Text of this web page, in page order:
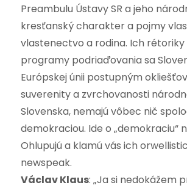
Preambulu Ústavy SR a jeho
kresťanský charakter a pojmy
vlastenectvo a rodina. Ich
programy podriaďovania sa
Európskej únii postupným
suverenity a zvrchovanosti
Slovenska, nemajú vôbec nič
demokraciou. Ide o „demokraciu“
Ohlupujú a klamú vás ich
newspeak.
Václav Klaus: „Ja si nedokážem